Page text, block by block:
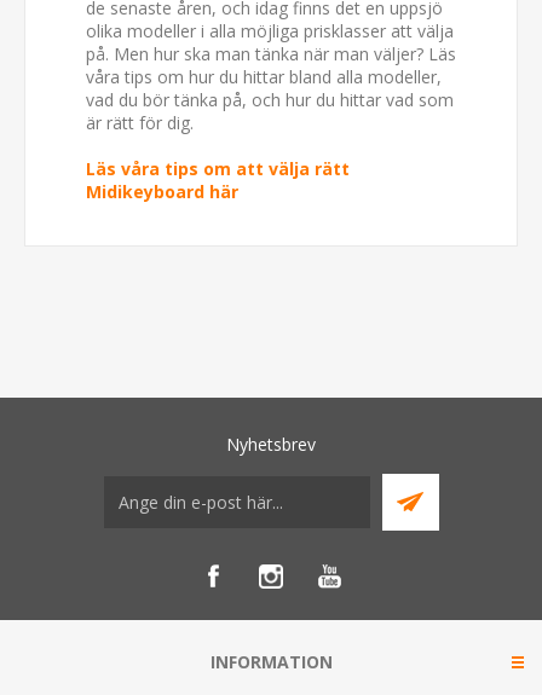
de senaste åren, och idag finns det en uppsjö
olika modeller i alla möjliga prisklasser att välja
på. Men hur ska man tänka när man väljer? Läs
våra tips om hur du hittar bland alla modeller,
vad du bör tänka på, och hur du hittar vad som
är rätt för dig.
Läs våra tips om att välja rätt
Midikeyboard här
Nyhetsbrev
INFORMATION